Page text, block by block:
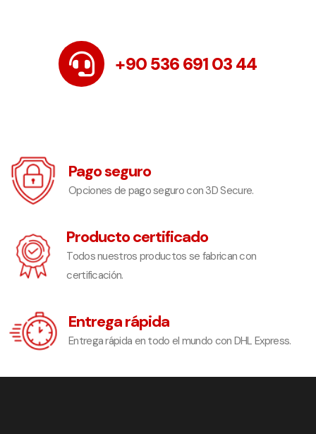
+90 536 691 03 44
Pago seguro
Opciones de pago seguro con 3D Secure.
Producto certificado
Todos nuestros productos se fabrican con
certificación.
Entrega rápida
Entrega rápida en todo el mundo con DHL Express.